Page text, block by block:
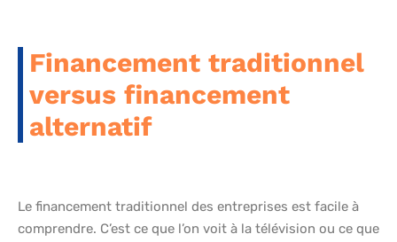
Financement traditionnel
versus financement
alternatif
Le financement traditionnel des entreprises est facile à
comprendre. C’est ce que l’on voit à la télévision ou ce que